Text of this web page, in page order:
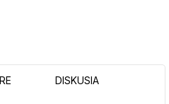
DISKUSIA